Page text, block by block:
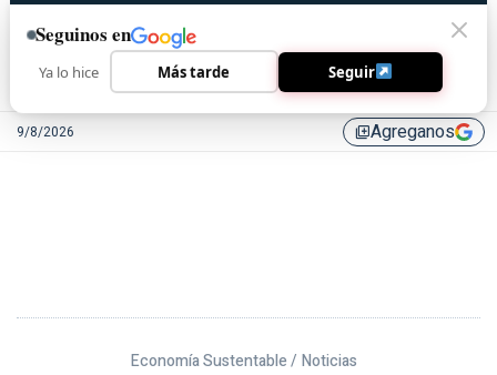
9/8/2026 library_addAgreganos
Economía Sustentable / Noticias
Seguinos en
Ya lo hice Más tarde Seguir